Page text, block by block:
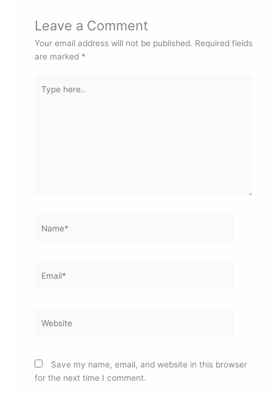
Leave a Comment
Your email address will not be published. Required fields
are marked *
here..
Save my name, email, and website in this browser
for the next time I comment.